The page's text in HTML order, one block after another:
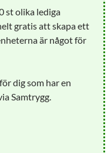
st olika lediga
gratis att skapa ett
är något för
dig som har en
Samtrygg.